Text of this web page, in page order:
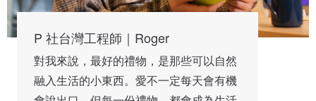
P 社台灣工程師｜Roger
對我來說，最好的禮物，是那些可以自然
融入生活的小東西。愛不一定每天會有機